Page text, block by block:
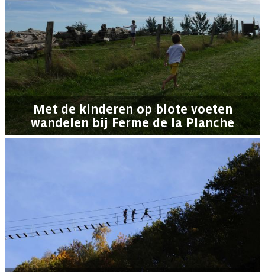
Met de kinderen op blote voeten
wandelen bij Ferme de la Planche